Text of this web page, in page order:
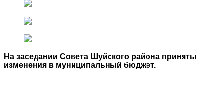
На заседании Совета Шуйского района приняты
изменения в муниципальный бюджет.